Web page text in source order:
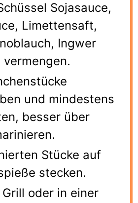
Sojasauce,
Limettensaft,
Ingwer
vermengen.
und mindestens
besser über
Stücke auf
stecken.
oder in einer